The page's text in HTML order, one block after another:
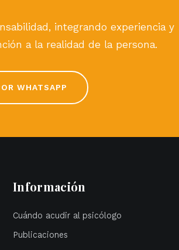
integrando experiencia y
a la realidad de la persona.
WHATSAPP
Información
Cuándo acudir al psicólogo
Publicaciones